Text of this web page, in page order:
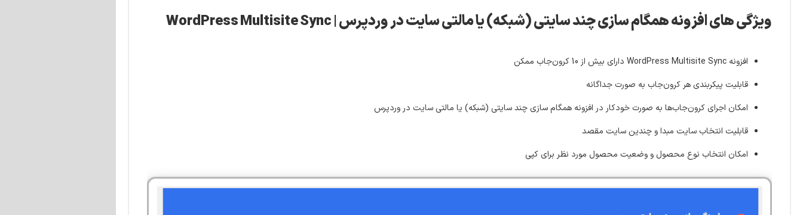
ویژگی های افزونه همگام سازی چند سایتی (شبکه) یا مالتی سایت در وردپرس | WordPress Multisite Sync
افزونه WordPress Multisite Sync دارای بیش از 10 کرون‌جاب ممکن
قابلیت پیکربندی هر کرون‌جاب به صورت جداگانه
امکان اجرای کرون‌جاب‌ها به صورت خودکار در افزونه همگام سازی چند سایتی (شبکه) یا مالتی سایت در وردپرس
قابلیت انتخاب سایت مبدا و چندین سایت مقصد
امکان انتخاب نوع محصول و وضعیت محصول مورد نظر برای کپی